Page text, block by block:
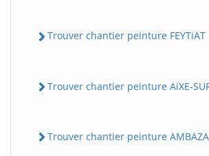
Trouver chantier peinture FEYTiAT
Trouver chantier peinture AiXE-
Trouver chantier peinture